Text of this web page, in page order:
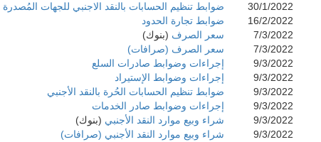
30/1/2022 ضوابط تنظيم الحسابات بالنقد الاجنبي للجهات
16/2/2022
ضوابط تجارة الحدود
7/3/2022 سعر الصرف (بنوك)
7/3/2022
سعر الصرف (صرافات)
9/3/2022
إجراءات وضوابط صادرات السلع
9/3/2022
إجراءات وضوابط الإستيراد
9/3/2022
ضوابط تنظيم الحسابات الحُرة بالنقد الأجنبي
9/3/2022
إجراءات وضوابط صادر الخدمات
9/3/2022 شراء وبيع موارد النقد الأجنبي (بنوك)
9/3/2022
شراء وبيع موارد النقد الأجنبي (صرافات)